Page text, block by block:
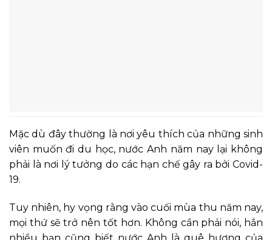
Mặc dù đây thường là nơi yêu thích của những sinh
viên muốn đi du học, nước Anh năm nay lại không
phải là nơi lý tưởng do các hạn chế gây ra bởi Covid-
19.
Tuy nhiên, hy vọng rằng vào cuối mùa thu năm nay,
mọi thứ sẽ trở nên tốt hơn. Không cần phải nói, hẳn